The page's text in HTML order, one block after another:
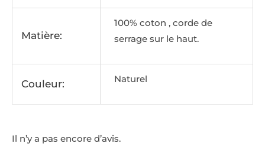
Matière:
100% coton , corde de
serrage sur le haut.
Couleur: Naturel
Il n’y a pas encore d’avis.